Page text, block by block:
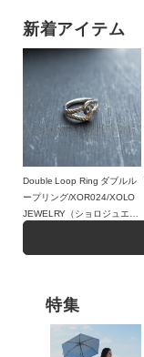
新着アイテム
Double Loop Ring ダブルル
ープリング/XOR024/XOLO
JEWELRY（ショロジュエリ
特集